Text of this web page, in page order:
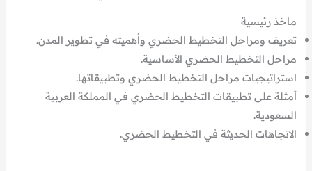
ماخذ رئيسية
تعريف ومراحل التخطيط الحضري وأهميته في تطوير المدن.
مراحل التخطيط الحضري الأساسية.
استراتيجيات مراحل التخطيط الحضري وتطبيقاتها.
أمثلة على تطبيقات التخطيط الحضري في المملكة العربية
السعودية.
الاتجاهات الحديثة في التخطيط الحضري.